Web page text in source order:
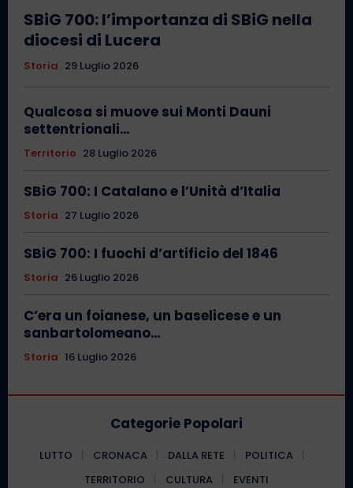
SBiG 700: l’importanza di SBiG nella
diocesi di Lucera
Storia 29 Luglio 2026
Qualcosa si muove sui Monti Dauni
settentrionali…
Territorio 28 Luglio 2026
SBiG 700: I Catalano e l’Unità d’Italia
Storia 27 Luglio 2026
SBiG 700: I fuochi d’artificio del 1846
Storia 26 Luglio 2026
C’era un foianese, un baselicese e un
sanbartolomeano…
Storia 16 Luglio 2026
Categorie Popolari
LUTTO CRONACA DALLA RETE
POLITICA
TERRITORIO
CULTURA EVENTI